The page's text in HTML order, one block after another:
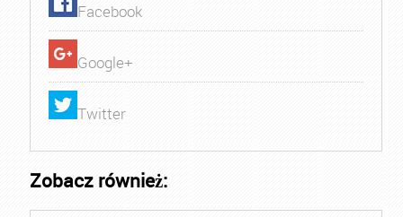
Facebook
Google+
Twitter
Zobacz również: